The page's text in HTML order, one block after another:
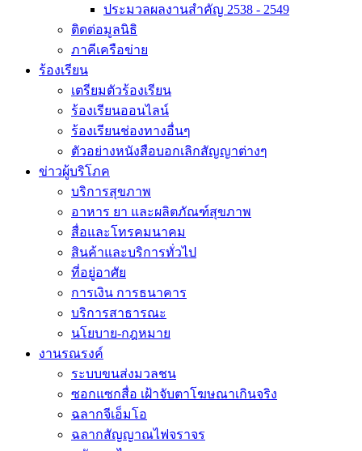
ประมวลผลงานสำคัญ 2538 - 2549
ติดต่อมูลนิธิ
ภาคีเครือข่าย
ร้องเรียน
เตรียมตัวร้องเรียน
ร้องเรียนออนไลน์
ร้องเรียนช่องทางอื่นๆ
ตัวอย่างหนังสือบอกเลิกสัญญาต่างๆ
ข่าวผู้บริโภค
บริการสุขภาพ
อาหาร ยา และผลิตภัณฑ์สุขภาพ
สื่อและโทรคมนาคม
สินค้าและบริการทั่วไป
ที่อยู่อาศัย
การเงิน การธนาคาร
บริการสาธารณะ
นโยบาย-กฎหมาย
งานรณรงค์
ระบบขนส่งมวลชน
ซอกแซกสื่อ เฝ้าจับตาโฆษณาเกินจริง
ฉลากจีเอ็มโอ
ฉลากสัญญาณไฟจราจร